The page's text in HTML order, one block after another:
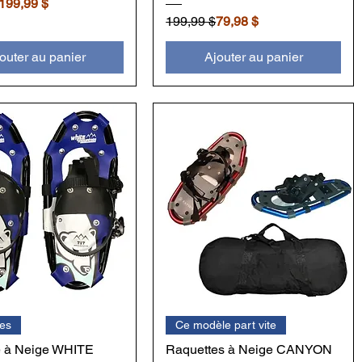
$
au panier
Prix original
199,99 $
Prix promotionnel
79,98 $
Ajouter au panier
à Neige WHITE
Ce modèle part vite
Raquettes à Neige CANYON